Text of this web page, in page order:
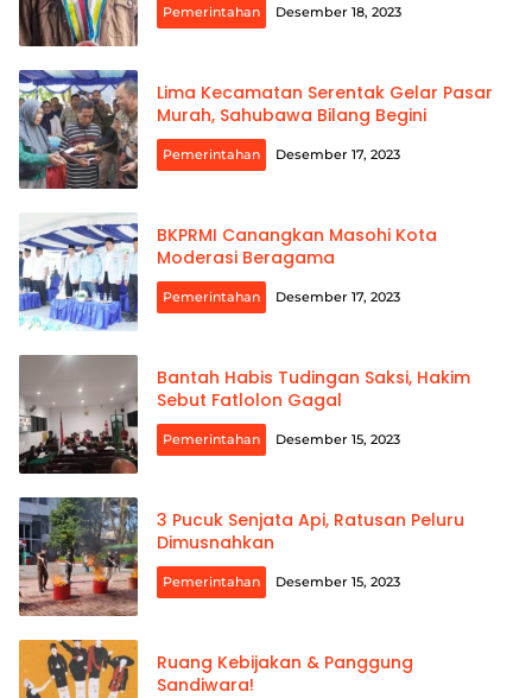
Pemerintahan Desember 18, 2023
Lima Kecamatan Serentak Gelar Pasar
Murah, Sahubawa Bilang Begini
Pemerintahan Desember 17, 2023
BKPRMI Canangkan Masohi Kota
Moderasi Beragama
Pemerintahan Desember 17, 2023
Bantah Habis Tudingan Saksi, Hakim
Sebut Fatlolon Gagal
Pemerintahan Desember 15, 2023
3 Pucuk Senjata Api, Ratusan Peluru
Dimusnahkan
Pemerintahan Desember 15, 2023
Ruang Kebijakan & Panggung
Sandiwara!